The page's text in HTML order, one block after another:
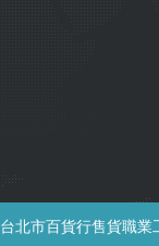
台北市百貨行售貨職